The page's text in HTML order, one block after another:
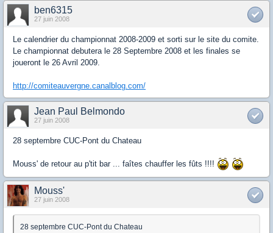
ben6315
27 juin 2008
Le calendrier du championnat 2008-2009 et sorti sur le site du comite.
Le championnat debutera le 28 Septembre 2008 et les finales se
joueront le 26 Avril 2009.
http://comiteauvergne.canalblog.com/
Jean Paul Belmondo
27 juin 2008
28 septembre CUC-Pont du Chateau
Mouss' de retour au p'tit bar ... faîtes chauffer les fûts !!!!
Mouss'
27 juin 2008
28 septembre CUC-Pont du Chateau